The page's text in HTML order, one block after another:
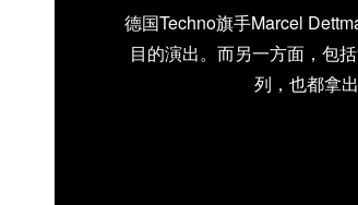
德国Techno旗手Marcel
目的演出。而另一方面，包
列，也都拿